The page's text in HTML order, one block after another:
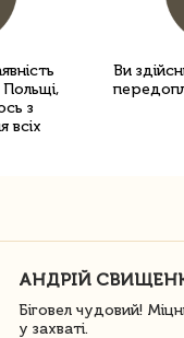
з
всіх
Ви
АНДРІЙ
Біговел чудовий!
у захваті.